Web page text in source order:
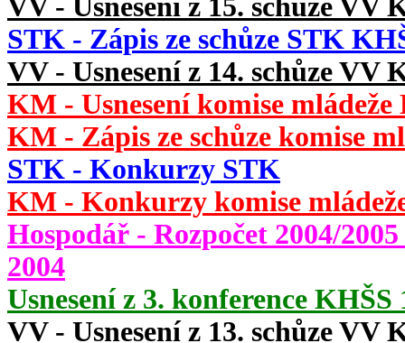
VV - Usnesení z 15. schůze VV
STK - Zápis ze schůze STK
VV - Usnesení z 14. schůze VV
KM - Usnesení komise
KM - Zápis ze schůze komise
STK - Konkurzy STK
KM - Konkurzy komise
Hospodář - Rozpočet 2004/
2004
Usnesení z 3. konference KHŠS
VV - Usnesení z 13. schůze VV